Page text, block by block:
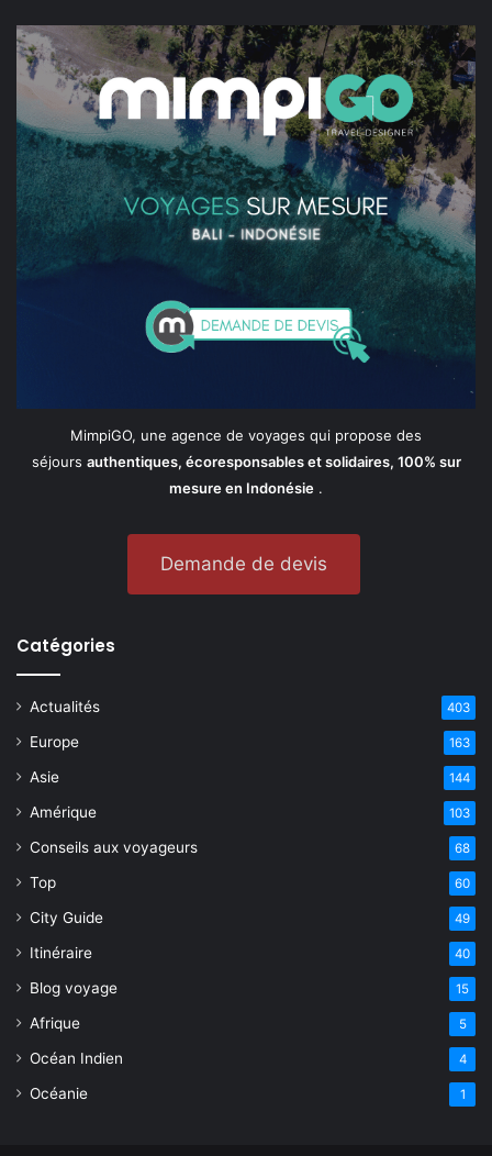
MimpiGO, une agence de voyages qui propose des
séjours authentiques, écoresponsables et solidaires, 100% sur
mesure en Indonésie .
Demande de devis
Catégories
Actualités 403
Europe 163
Asie 144
Amérique 103
Conseils aux voyageurs 68
Top 60
City Guide 49
Itinéraire 40
Blog voyage 15
Afrique 5
Océan Indien 4
Océanie 1